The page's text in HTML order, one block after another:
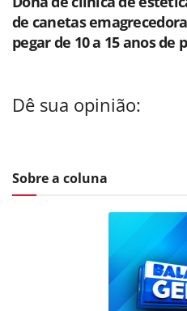
de canetas
pegar de 10 a 15 anos
Dê sua opinião:
Sobre a coluna